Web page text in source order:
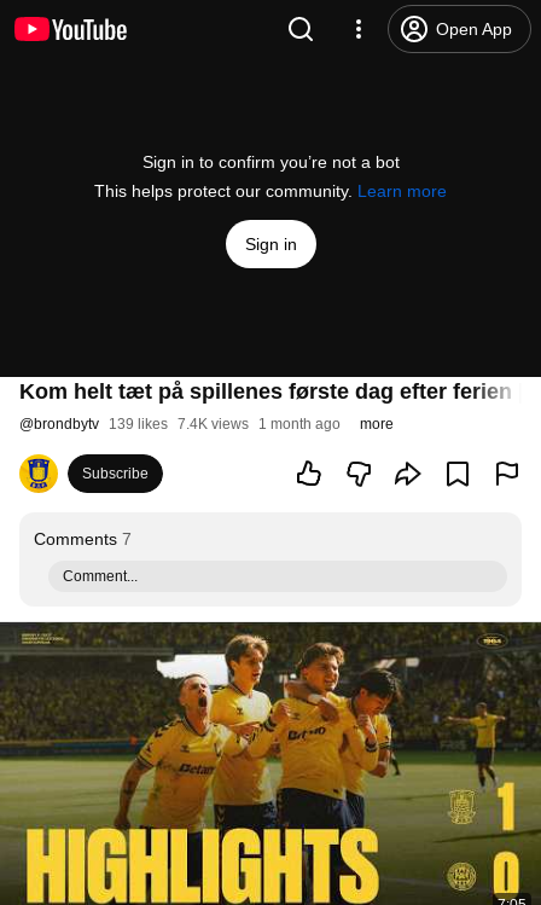
Open App
Sign in to confirm you’re not a bot
This helps protect our community. Learn more
Sign in
Kom helt tæt på spillenes første dag efter ferien |
@brondbytv 139 likes 7.4K views 1 month ago more
Subscribe
Comments 7
Comment...